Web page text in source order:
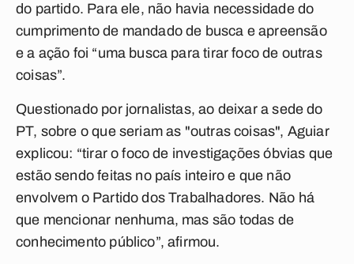
do partido. Para ele, não havia necessidade do
cumprimento de mandado de busca e apreensão
e a ação foi “uma busca para tirar foco de outras
coisas”.
Questionado por jornalistas, ao deixar a sede do
PT, sobre o que seriam as "outras coisas", Aguiar
explicou: “tirar o foco de investigações óbvias que
estão sendo feitas no país inteiro e que não
envolvem o Partido dos Trabalhadores. Não há
que mencionar nenhuma, mas são todas de
conhecimento público”, afirmou.